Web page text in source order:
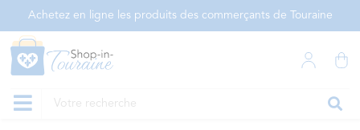
Achetez en ligne les produits des commerçants de Touraine
Panneau de gestion des cookies